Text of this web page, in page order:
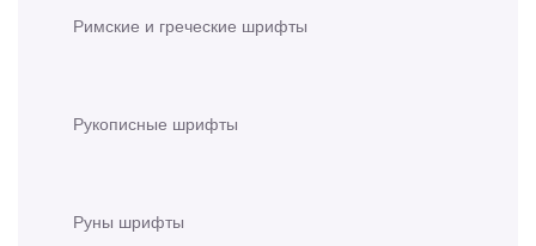
Римские и греческие шрифты
Рукописные шрифты
Руны шрифты